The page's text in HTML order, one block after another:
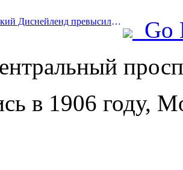
Prev:Шанхайский Диснейленд превысил 100 миллионов посетителей и планирует расшириться за счет открытия четвертого тематического отеля.
Go
в 1906 году,